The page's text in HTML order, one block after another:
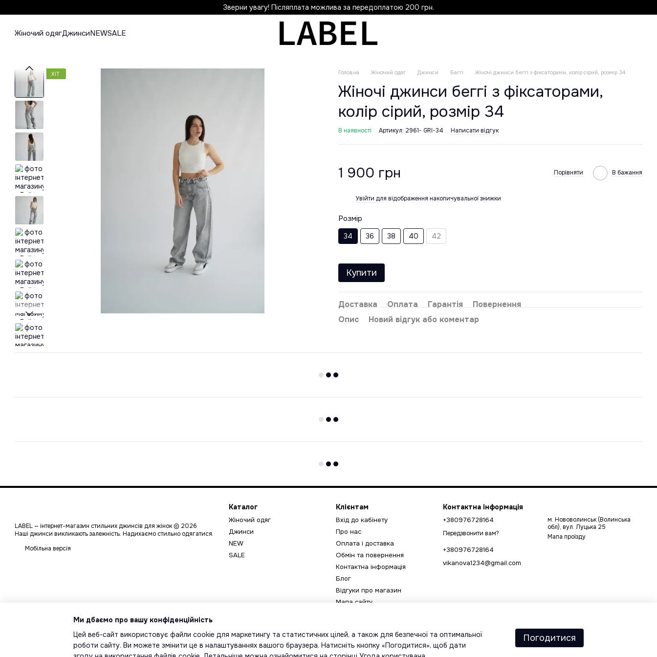
Зверни увагу! Післяплата можлива за передоплатою 200 грн.
Жіночий одягДжинсиNEWSALE
ХІТ Головна Жіночий одяг Джинси Баггі Жіночі джинси беггі з фіксаторами, колір сірий, розмір 34
Жіночі джинси беггі з фіксаторами,
колір сірий, розмір 34
В наявності Артикул: 2961- GRI-34 Написати відгук
1 900 грн Порівняти В бажання
Увійти для відображення накопичувальної знижки
Розмір
34 36 38 40 42
Купити
Доставка Оплата Гарантія
Повернення
Опис
Новий відгук або коментар
LABEL — інтернет-магазин стильних джинсів для жінок © 2026
Наші джинси викликають залежність. Надихаємо стильно одягатися.
Мобільна версія
Каталог
Жіночий одяг
Джинси
NEW
SALE
Клієнтам
Вхід до кабінету
Про нас
Оплата і доставка
Обмін та повернення
Контактна інформація
Блог
Відгуки про магазин
Мапа сайту
Контактна інформація
+380976728164
Передзвонити вам?
+380976728164
vikanova1234@gmail.com
м. Нововолинськ (Волинська
обл), вул. Луцька 25
Мапа проїзду
Ми дбаємо про вашу конфіденційність
Цей веб-сайт використовує файли cookie для маркетингу та статистичних цілей, а також для безпечної та оптимальної
роботи сайту. Ви можете змінити це в налаштуваннях вашого браузера. Натисніть кнопку «Погодитися», щоб дати
Погодитися